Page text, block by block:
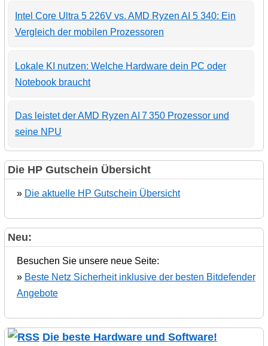
Intel Core Ultra 5 226V vs. AMD Ryzen AI 5 340: Ein
Vergleich der mobilen Prozessoren
Lokale KI nutzen: Welche Hardware dein PC oder
Notebook braucht
Das leistet der AMD Ryzen AI 7 350 Prozessor und
seine NPU
Die HP Gutschein Übersicht
» Die aktuelle HP Gutschein Übersicht
Neu:
Besuchen Sie unsere neue Seite:
» Beste Netz Sicherheit inklusive der besten Bitdefender
Angebote
Die beste Hardware und Software!